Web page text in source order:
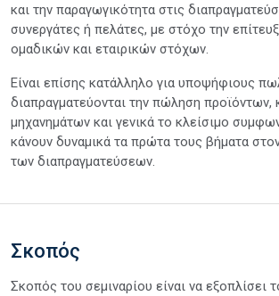
και την παραγωγικότητα στις
συνεργάτες ή πελάτες, με στόχο την
ομαδικών και εταιρικών στόχων.
Είναι επίσης κατάλληλο για υποψήφιους
διαπραγματεύονται την πώληση προϊόντων,
μηχανημάτων και γενικά το κλείσιμο
κάνουν δυναμικά τα πρώτα τους βήματα
των διαπραγματεύσεων.
Σκοπός
Σκοπός του σεμιναρίου είναι να εξοπλίσει